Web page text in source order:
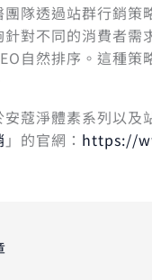
團隊透過站群行銷策
針對不同的消費者需
自然排序。這種
安蔻淨體素系列以及
」的官網： https://